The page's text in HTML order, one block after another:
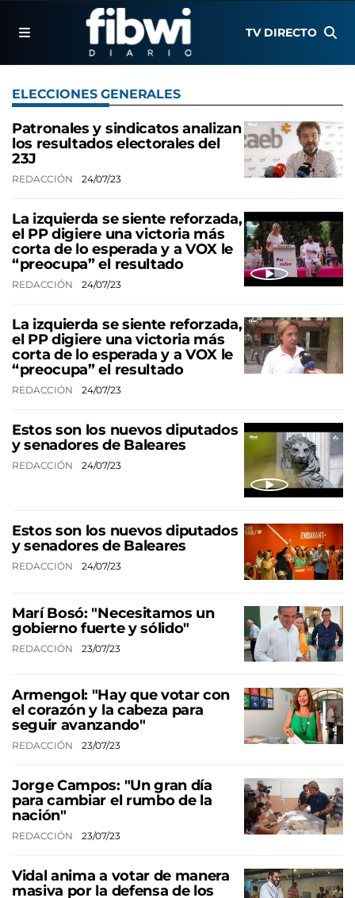
TV DIRECTO
ELECCIONES GENERALES
Patronales y sindicatos analizan
los resultados electorales del
23J
REDACCIÓN 24/07/23
La izquierda se siente reforzada,
el PP digiere una victoria más
corta de lo esperada y a VOX le
“preocupa” el resultado
REDACCIÓN 24/07/23
La izquierda se siente reforzada,
el PP digiere una victoria más
corta de lo esperada y a VOX le
“preocupa” el resultado
REDACCIÓN 24/07/23
Estos son los nuevos diputados
y senadores de Baleares
REDACCIÓN 24/07/23
Estos son los nuevos diputados
y senadores de Baleares
REDACCIÓN 24/07/23
Marí Bosó: "Necesitamos un
gobierno fuerte y sólido"
REDACCIÓN 23/07/23
Armengol: "Hay que votar con
el corazón y la cabeza para
seguir avanzando"
REDACCIÓN 23/07/23
Jorge Campos: "Un gran día
para cambiar el rumbo de la
nación"
REDACCIÓN 23/07/23
Vidal anima a votar de manera
masiva por la defensa de los